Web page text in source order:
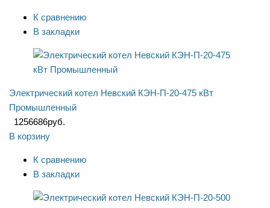
К сравнению
В закладки
Электрический котел Невский КЭН-П-20-475 кВт
Промышленный
1256686руб.
В корзину
К сравнению
В закладки